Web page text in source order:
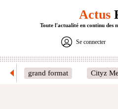
Actus
Toute l'actualité en continu des
Se connecter
grand format Cityz